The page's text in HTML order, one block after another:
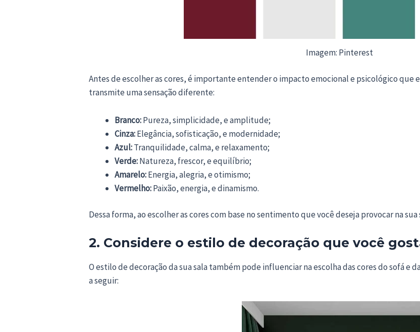
Imagem: Pinterest
Antes de escolher as cores, é importante entender o impacto emocional e psicológico que
transmite uma sensação diferente:
Branco:Pureza, simplicidade, e amplitude;
Cinza:Elegância, sofisticação, e modernidade;
Azul:Tranquilidade, calma, e relaxamento;
Verde:Natureza, frescor, e equilíbrio;
Amarelo:Energia, alegria, e otimismo;
Vermelho:Paixão, energia, e dinamismo.
Dessa forma, ao escolher as cores com base no sentimento que você deseja provocar na
2. Considere o estilo de decoração que você
O estilo de decoração da sua sala também pode influenciar na escolha das cores do sofá e
a seguir: